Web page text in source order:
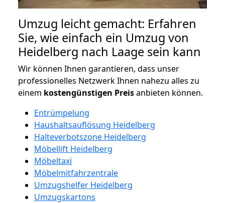
Umzug leicht gemacht: Erfahren
Sie, wie einfach ein Umzug von
Heidelberg nach Laage sein kann
Wir können Ihnen garantieren, dass unser
professionelles Netzwerk Ihnen nahezu alles zu
einem kostengünstigen Preisanbieten können.
Entrümpelung
Haushaltsauflösung Heidelberg
Halteverbotszone Heidelberg
Möbellift Heidelberg
Möbeltaxi
Möbelmitfahrzentrale
Umzugshelfer Heidelberg
Umzugskartons